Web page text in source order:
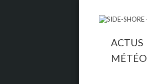
ACTUS
MÉTÉO